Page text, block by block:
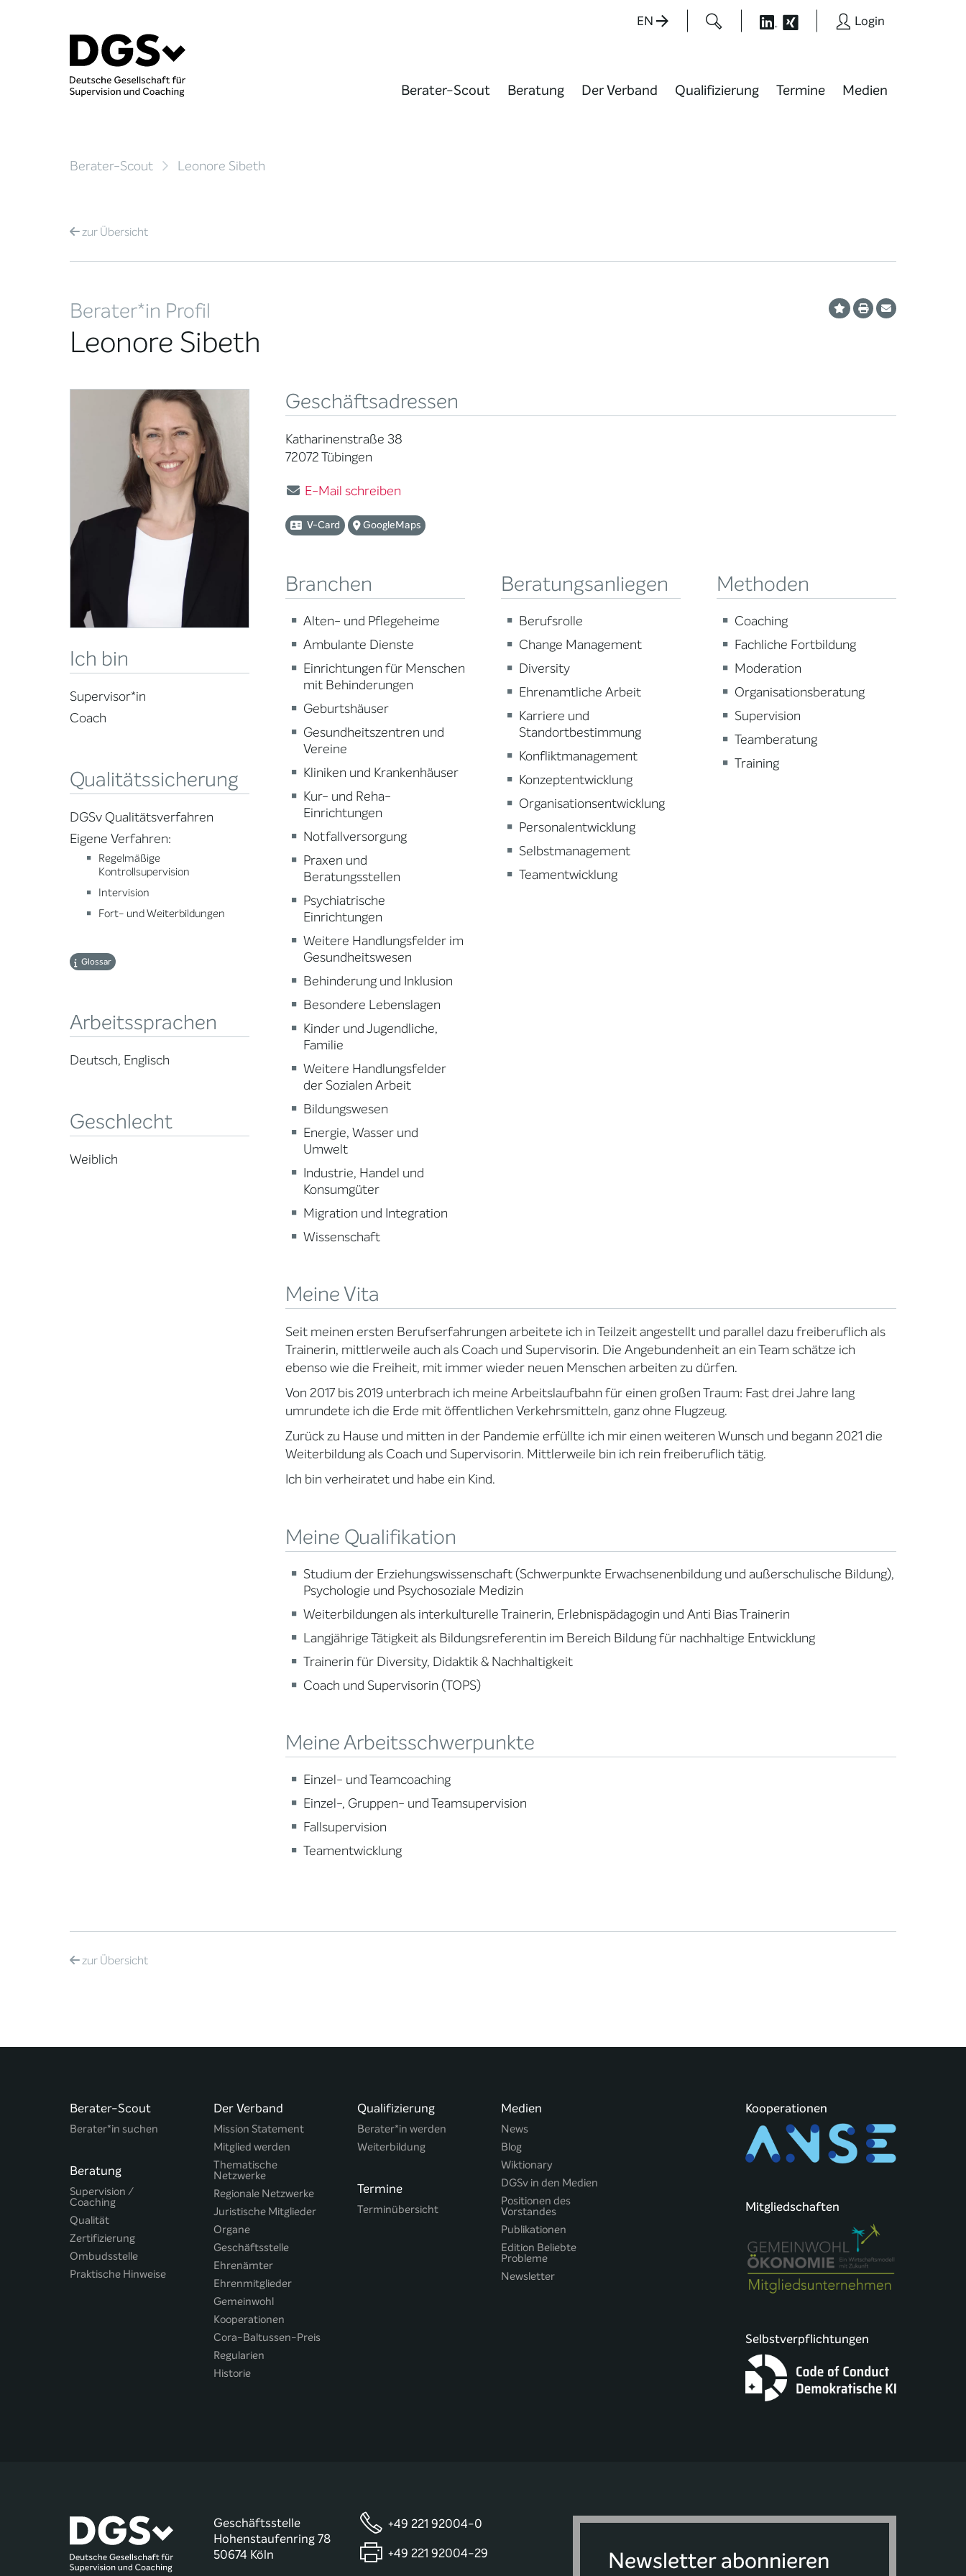
EN Login
Berater-Scout Beratung Der Verband Qualifizierung Termine Medien
Berater-Scout Leonore Sibeth
zurÜbersicht
Berater*in Profil
Leonore Sibeth
Ich bin
Supervisor*in
Coach
Qualitätssicherung
DGSv Qualitätsverfahren
Eigene Verfahren:
Regelmäßige
Kontrollsupervision
Intervision
Fort- und Weiterbildungen
Glossar
Arbeitssprachen
Deutsch, Englisch
Geschlecht
Weiblich
Geschäftsadressen
Katharinenstraße 38
72072 Tübingen
E-Mail schreiben
V-Card GoogleMaps
Branchen
Alten- und Pflegeheime
Ambulante Dienste
Einrichtungen für Menschen
mit Behinderungen
Geburtshäuser
Gesundheitszentren und
Vereine
Kliniken und Krankenhäuser
Kur- und Reha-
Einrichtungen
Notfallversorgung
Praxen und
Beratungsstellen
Psychiatrische
Einrichtungen
Weitere Handlungsfelder im
Gesundheitswesen
Behinderung und Inklusion
Besondere Lebenslagen
Kinder und Jugendliche,
Familie
Weitere Handlungsfelder
der Sozialen Arbeit
Bildungswesen
Energie, Wasser und
Umwelt
Industrie, Handel und
Konsumgüter
Migration und Integration
Wissenschaft
Beratungsanliegen
Berufsrolle
Change Management
Diversity
Ehrenamtliche Arbeit
Karriere und
Standortbestimmung
Konfliktmanagement
Konzeptentwicklung
Organisationsentwicklung
Personalentwicklung
Selbstmanagement
Teamentwicklung
Methoden
Coaching
Fachliche Fortbildung
Moderation
Organisationsberatung
Supervision
Teamberatung
Training
Meine Vita
Seit meinen ersten Berufserfahrungen arbeitete ich in Teilzeit angestellt und parallel dazu freiberuflich als
Trainerin, mittlerweile auch als Coach und Supervisorin. Die Angebundenheit an ein Team schätze ich
ebenso wie die Freiheit, mit immer wieder neuen Menschen arbeiten zu dürfen.
Von 2017 bis 2019 unterbrach ich meine Arbeitslaufbahn für einen großen Traum: Fast drei Jahre lang
umrundete ich die Erde mit öffentlichen Verkehrsmitteln, ganz ohne Flugzeug.
Zurück zu Hause und mitten in der Pandemie erfüllte ich mir einen weiteren Wunsch und begann 2021 die
Weiterbildung als Coach und Supervisorin. Mittlerweile bin ich rein freiberuflich tätig.
Ich bin verheiratet und habe ein Kind.
Meine Qualifikation
Studium der Erziehungswissenschaft (Schwerpunkte Erwachsenenbildung und außerschulische Bildung),
Psychologie und Psychosoziale Medizin
Weiterbildungen als interkulturelle Trainerin, Erlebnispädagogin und Anti Bias Trainerin
Langjährige Tätigkeit als Bildungsreferentin im Bereich Bildung für nachhaltige Entwicklung
Trainerin für Diversity, Didaktik & Nachhaltigkeit
Coach und Supervisorin (TOPS)
Meine Arbeitsschwerpunkte
Einzel- und Teamcoaching
Einzel-, Gruppen- und Teamsupervision
Fallsupervision
Teamentwicklung
zurÜbersicht
Berater-Scout
Berater*in suchen
Beratung
Supervision /
Coaching
Qualität
Zertifizierung
Ombudsstelle
Praktische Hinweise
Der Verband
Mission Statement
Mitglied werden
Thematische
Netzwerke
Regionale Netzwerke
Juristische Mitglieder
Organe
Geschäftsstelle
Ehrenämter
Ehrenmitglieder
Gemeinwohl
Kooperationen
Cora-Baltussen-Preis
Regularien
Historie
Qualifizierung
Berater*in werden
Weiterbildung
Termine
Terminübersicht
Medien
News
Blog
Wiktionary
DGSv in den Medien
Positionen des
Vorstandes
Publikationen
Edition Beliebte
Probleme
Newsletter
Kooperationen
Mitgliedschaften
Selbstverpflichtungen
Geschäftsstelle
Hohenstaufenring 78
50674 Köln
+49 221 92004-0
+49 221 92004-29
Newsletter abonnieren